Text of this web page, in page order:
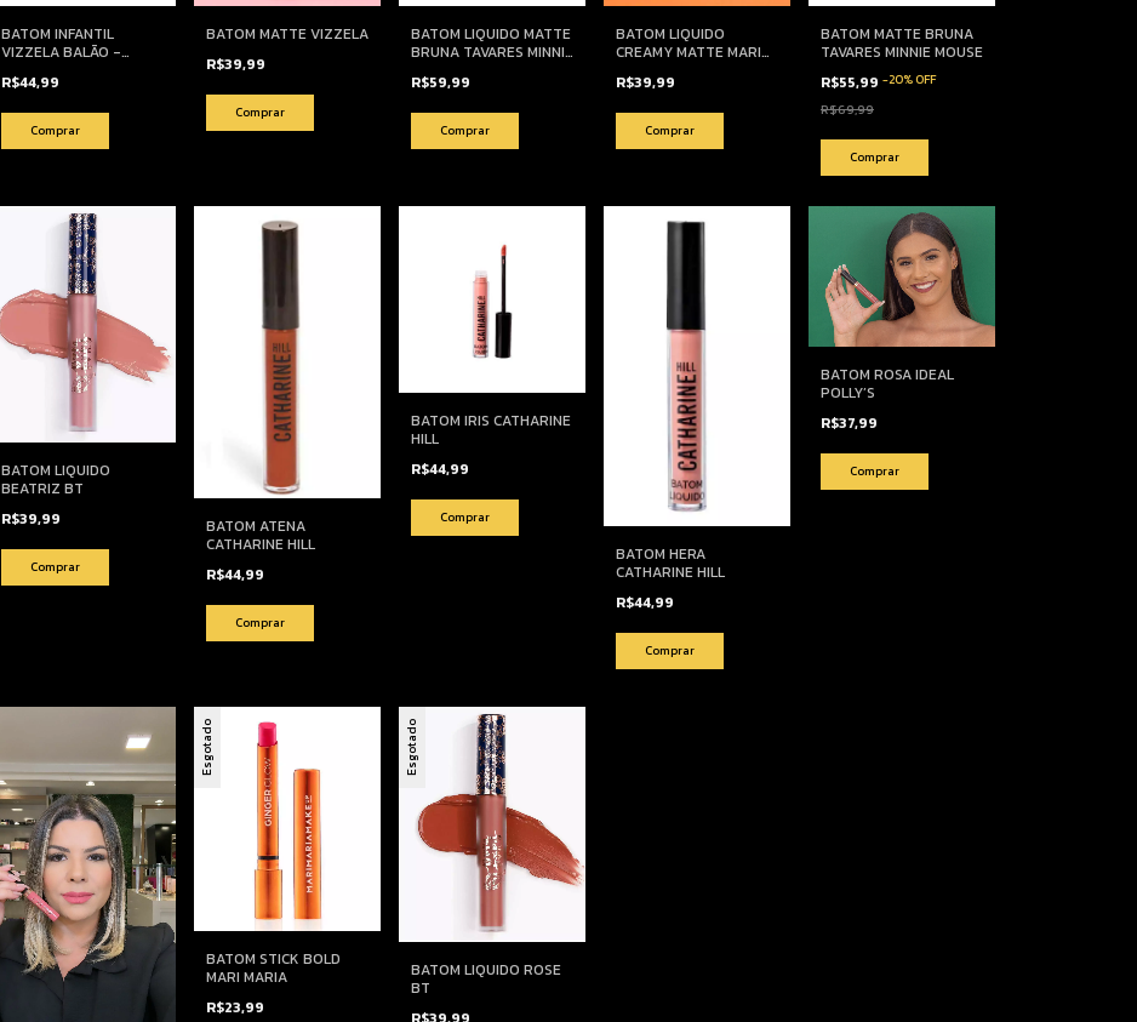
BATOM INFANTIL
VIZZELA BALÃO -
R$44,99
BATOM MATTE VIZZELA
R$39,99
Comprar
BATOM LIQUIDO MATTE
BRUNA TAVARES MINNIE
R$59,99
Comprar
BATOM LIQUIDO
CREAMY MATTE MARI
R$39,99
Comprar
BATOM MATTE BRUNA
TAVARES MINNIE MOUSE
R$55,99 -20%OFF
R$69,99
Comprar
BATOM LIQUIDO
BEATRIZ BT
R$39,99
BATOM ATENA
CATHARINE HILL
R$44,99
BATOM IRIS CATHARINE
HILL
R$44,99
BATOM HERA
CATHARINE HILL
R$44,99
BATOM ROSA IDEAL
POLLY’S
R$37,99
Esgotado
BATOM STICK BOLD
MARI MARIA
R$23,99
Esgotado
BATOM LIQUIDO ROSE
BT